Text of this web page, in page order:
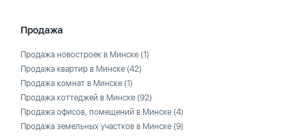
Продажа
Продажа новостроек в Минске (1)
Продажа квартир в Минске (42)
Продажа комнат в Минске (1)
Продажа коттеджей в Минске (92)
Продажа офисов, помещений в Минске (4)
Продажа земельных участков в Минске (9)